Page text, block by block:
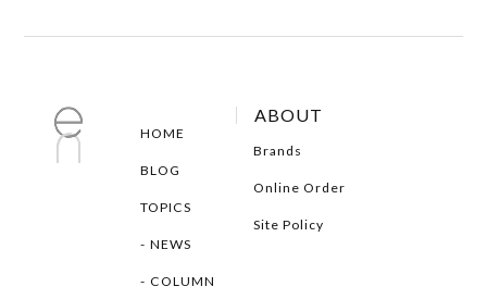
HOME
BLOG
TOPICS
NEWS
COLUMN
ABOUT
Brands
Online Order
Site Policy